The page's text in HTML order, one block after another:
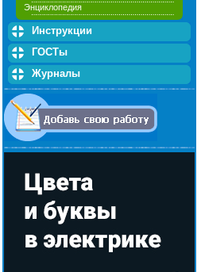
Энциклопедия
Инструкции
ГОСТы
Журналы